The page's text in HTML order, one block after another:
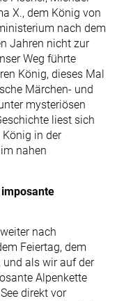
X., dem König von
nach dem
Jahren nicht zur
Weg führte
König, dieses Mal
Märchen- und
mysteriösen
liest sich
in der
nahen
nach
Feiertag, dem
und als wir auf der
Alpenkette
direkt vor